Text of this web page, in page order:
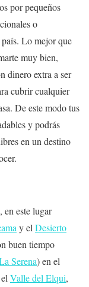
por pequeños
o
Lo mejor que
muy bien,
dinero extra a ser
cubrir cualquier
De este modo tus
y podrás
en un destino
en este lugar
y elDesierto
buen tiempo
Serena) en el
Valle del Elqui,